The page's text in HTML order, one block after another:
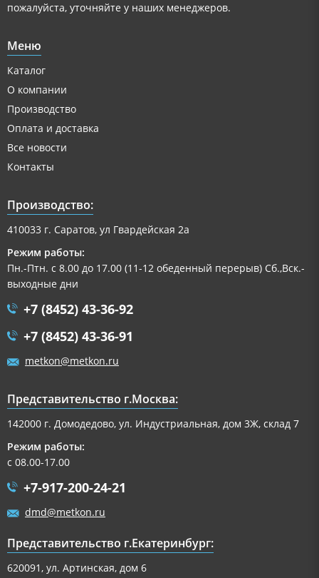
пожалуйста, уточняйте у наших менеджеров.
Меню
Каталог
О компании
Производство
Оплата и доставка
Все новости
Контакты
Производство:
410033 г. Саратов, ул Гвардейская 2а
Режим работы:
Пн.-Птн. с 8.00 до 17.00 (11-12 обеденный перерыв) Сб.,Вск.-
выходные дни
+7 (8452) 43-36-92
+7 (8452) 43-36-91
metkon@metkon.ru
Представительство г.Москва:
142000 г. Домодедово, ул. Индустриальная, дом 3Ж, склад 7
Режим работы:
с 08.00-17.00
+7-917-200-24-21
dmd@metkon.ru
Представительство г.Екатеринбург:
620091, ул. Артинская, дом 6